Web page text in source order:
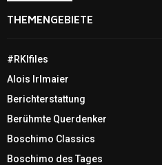
THEMENGEBIETE
#RKIfiles
Alois Irlmaier
Berichterstattung
Berühmte Querdenker
Boschimo Classics
Boschimo des Tages